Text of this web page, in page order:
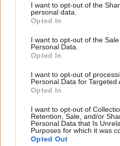
I want to opt-out of the
personal data.
Opted In
I want to opt-out of the
Personal Data.
Opted In
I want to opt-out of
Personal Data for Targeted
Opted In
I want to opt-out of
Retention, Sale, and/or
Personal Data that Is
Purposes for which it was
Opted Out
Juuse Saros, Kevin Lankinen,
Edellinen artikkeli
Leijonilla tulee olemaan